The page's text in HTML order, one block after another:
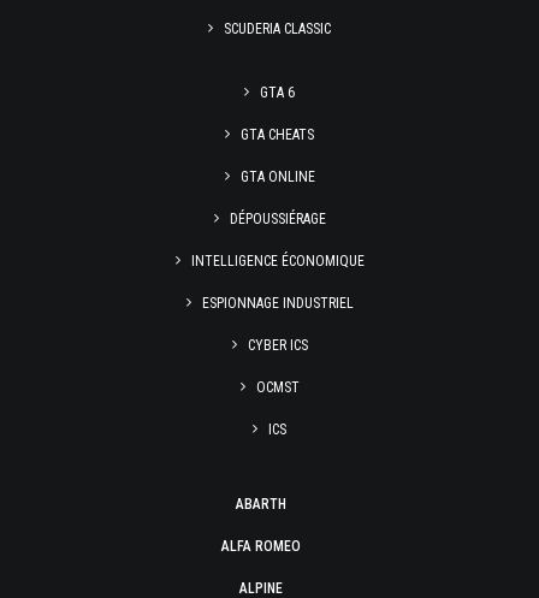
SCUDERIA CLASSIC
GTA 6
GTA CHEATS
GTA ONLINE
DÉPOUSSIÉRAGE
INTELLIGENCE ÉCONOMIQUE
ESPIONNAGE INDUSTRIEL
CYBER ICS
OCMST
ICS
ABARTH
ALFA ROMEO
ALPINE